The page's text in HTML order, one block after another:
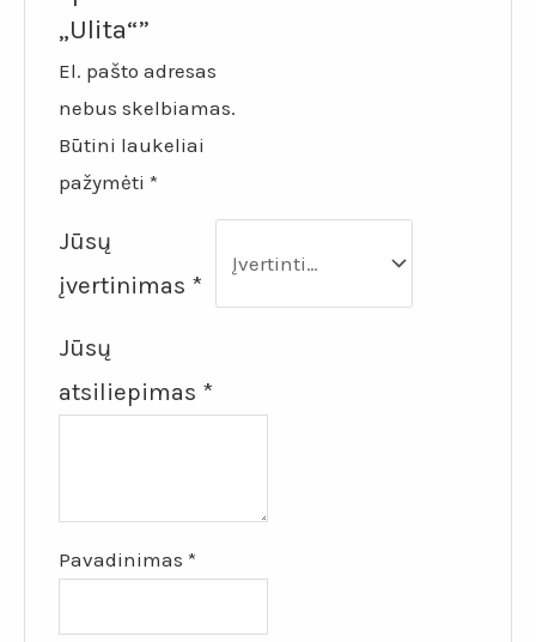
„Ulita“”
El. pašto adresas
nebus skelbiamas.
Būtini laukeliai
pažymėti*
Jūsų
įvertinimas *
Jūsų
atsiliepimas *
Pavadinimas*